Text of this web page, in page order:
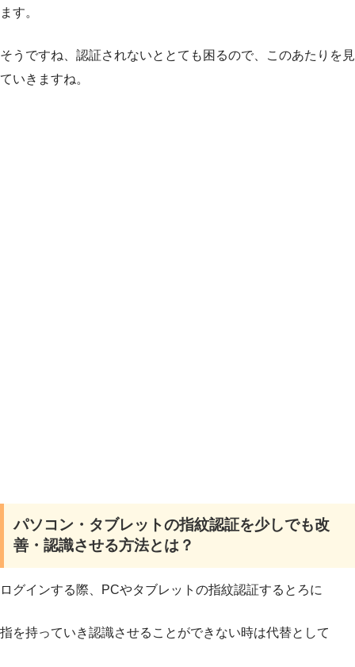
ます。
そうですね、認証されないととても困るので、このあたりを見
ていきますね。
パソコン・タブレットの指紋認証を少しでも改
善・認識させる方法とは？
ログインする際、PCやタブレットの指紋認証するとろに
指を持っていき認識させることができない時は代替として